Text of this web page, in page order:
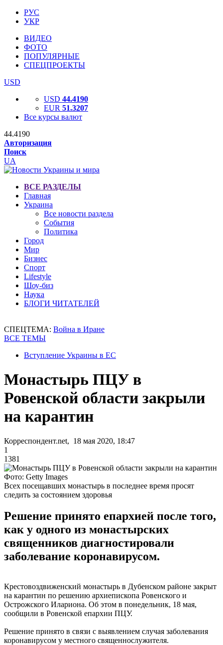
РУС
УКР
ВИДЕО
ФОТО
ПОПУЛЯРНЫЕ
СПЕЦПРОЕКТЫ
USD
USD 44.4190
EUR 51.3207
Все курсы валют
44.4190
Авторизация
Поиск
UA
ВСЕ РАЗДЕЛЫ
Главная
Украина
Все новости раздела
События
Политика
Город
Мир
Бизнес
Спорт
Lifestyle
Шоу-биз
Наука
БЛОГИ ЧИТАТЕЛЕЙ
СПЕЦТЕМА: Война в Иране
ВСЕ ТЕМЫ
Вступление Украины в ЕС
Монастырь ПЦУ в
Ровенской области закрыли
на карантин
Корреспондент.net, 18 мая 2020, 18:47
1
1381
Фото: Getty Images
Всех посещавших монастырь в последнее время просят
следить за состоянием здоровья
Решение принято епархией после того,
как у одного из монастырских
священников диагностировали
заболевание коронавирусом.
Крестовоздвиженский монастырь в Дубенском районе закрыт
на карантин по решению архиепископа Ровенского и
Острожского Илариона. Об этом в понедельник, 18 мая,
сообщили в Ровенской епархии ПЦУ.
Решение принято в связи с выявлением случая заболевания
коронавирусом у местного священнослужителя.